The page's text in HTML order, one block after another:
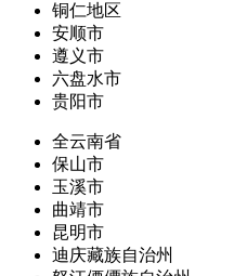
铜仁地区
安顺市
遵义市
六盘水市
贵阳市
全云南省
保山市
玉溪市
曲靖市
昆明市
迪庆藏族自治州